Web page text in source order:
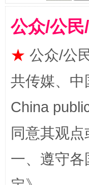
国家大学科技
扯下公款旅
公众/公
★ 公众/公
共传媒、中
China
同意其观
一、遵守